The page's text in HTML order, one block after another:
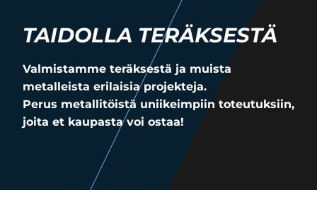
TAIDOLLA TERÄKSESTÄ
Valmistamme teräksestä ja muista
metalleista erilaisia projekteja.
Perus metallitöistä uniikeimpiin toteutuksiin,
joita et kaupasta voi ostaa!